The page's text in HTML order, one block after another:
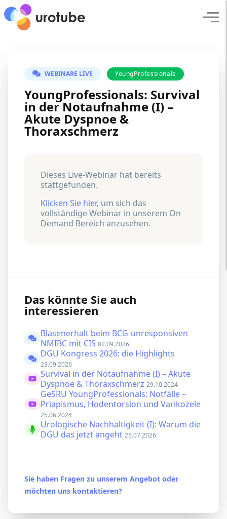
Click here to go back to frontpage
WEBINARE LIVE YoungProfessionals
YoungProfessionals: Survival
in der Notaufnahme (I) –
Akute Dyspnoe &
Thoraxschmerz
Dieses Live-Webinar hat bereits
stattgefunden.
Klicken Sie hier, um sich das
vollständige Webinar in unserem On
Demand Bereich anzusehen.
Das könnte Sie auch
interessieren
Blasenerhalt beim BCG-unresponsiven
NMIBC mit CIS 02.09.2026
DGU Kongress 2026: die Highlights
23.09.2026
Survival in der Notaufnahme (I) – Akute
Dyspnoe & Thoraxschmerz 29.10.2024
GeSRU YoungProfessionals: Notfälle –
Priapismus, Hodentorsion und Varikozele
25.06.2024
Urologische Nachhaltigkeit (I): Warum die
DGU das jetzt angeht 25.07.2026
Sie haben Fragen zu unserem Angebot oder
möchten uns kontaktieren?